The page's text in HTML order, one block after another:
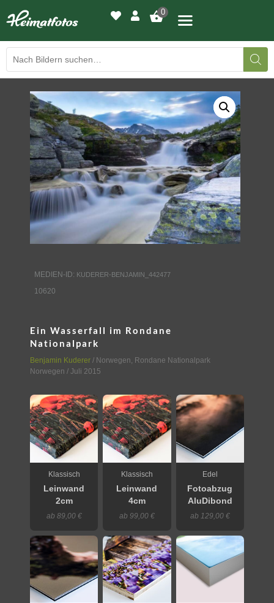
0
BILDERGALERIE
DRUCKQUALITÄTEN
LED-LEUCHTBILDER
WIR DRUCKEN IHR BILD
AUSSTELLUNGEN
HEIMATLICHTER
KONTAKT
MEDIEN-ID: KUDERER-BENJAMIN_442477
10620
Ein Wasserfall im Rondane
Nationalpark
Benjamin Kuderer / Norwegen Rondane Nationalpark
Norwegen / Juli 2015
Klassisch
Leinwand
2cm
ab 89,00 €
Klassisch
Leinwand
4cm
ab 99,00 €
Edel
Fotoabzug
AluDibond
ab 129,00 €